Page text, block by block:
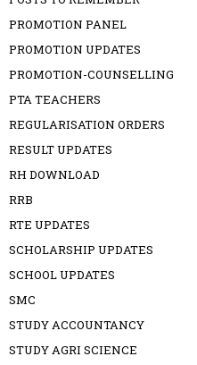
PROMOTION PANEL
PROMOTION UPDATES
PROMOTION-COUNSELLING
PTA TEACHERS
REGULARISATION ORDERS
RESULT UPDATES
RH DOWNLOAD
RRB
RTE UPDATES
SCHOLARSHIP UPDATES
SCHOOL UPDATES
SMC
STUDY ACCOUNTANCY
STUDY AGRI SCIENCE